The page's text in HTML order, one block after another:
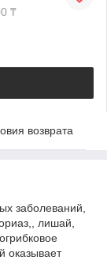
₸
возврата
заболеваний,
лишай,
оказывает